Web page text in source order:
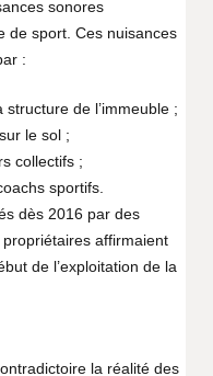
sonores
de sport. Ces nuisances
:
structure de l’immeuble ;
le sol ;
collectifs ;
sportifs.
dès 2016 par des
affirmaient
de l’exploitation de la
la réalité des